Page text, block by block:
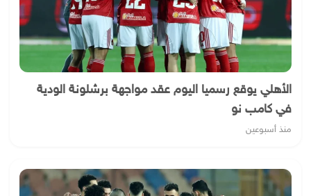
الأهلي يوقع رسميا اليوم عقد مواجهة برشلونة الودية
في كامب نو
منذ أسبوعين